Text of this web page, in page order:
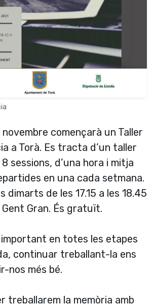
novembre començarà un Taller
a Torà. Es tracta d’un taller
sessions, d’una hora i mitja
en una cada setmana.
dimarts de les 17.15 a les 18.45
Gent Gran. És gratuït.
important en totes les etapes
continuar treballant-la ens
nos més bé.
treballarem la memòria amb